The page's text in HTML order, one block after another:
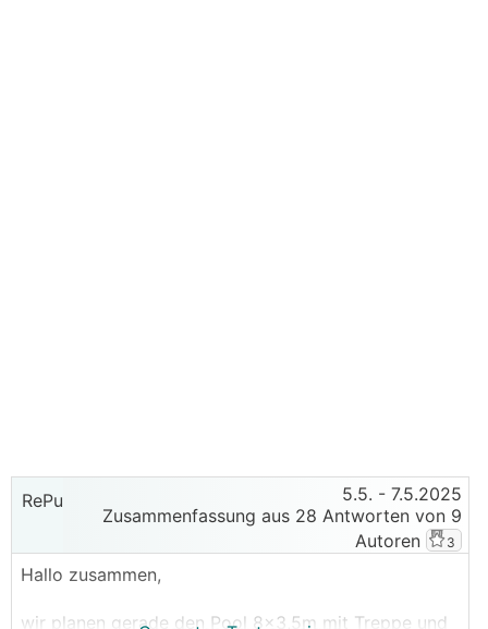
RePu 5.5. - 7.5.2025
Zusammenfassung aus 28 Antworten von 9
Autoren
3
Hallo zusammen,
wir planen gerade den Pool 8x3,5m mit Treppe und